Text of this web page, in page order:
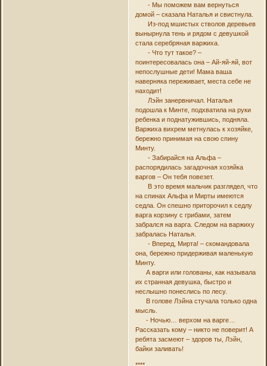
- Мы поможем вам вернуться
домой – сказала Наталья и свистнула.
Из-под мшистых стволов деревьев
вынырнула тень и рядом с девушкой
стала серебряная варжиха.
- Что тут такое? –
поинтересовалась она – Ай-яй-яй, вот
непослушные дети! Мама ваша
наверняка переживает, места себе не
находит!
Лэйн занервничал. Наталья
подошла к Минте, подхватила на руки
ребенка и поднатужившись, подняла.
Варжиха вихрем метнулась к хозяйке,
бережно принимая на свою спину
Минту.
- Забирайся на Альфа –
распорядилась загадочная хозяйка
варгов – Он тебя повезет.
В это время мальчик разглядел, что
на спинах Альфа и Мирты имеются
седла. Он спешно приторочил к седлу
варга корзину с грибами, затем
забрался на варга. Следом на варжиху
забралась Наталья.
- Вперед, Мирта! – скомандовала
она, бережно придерживая маленькую
Минту.
А варги или голованы, как называла
их странная девушка, быстро и
неслышно понеслись по лесу.
В голове Лэйна стучала только одна
мысль.
- Ночью… верхом на варге…
Рассказать кому – никто не поверит! А
ребята засмеют – здоров ты, Лэйн,
байки заливать!